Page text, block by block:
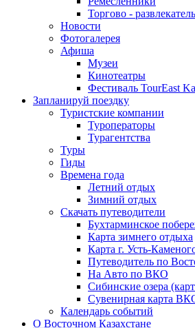
Торгово -
Новости
Фотогалерея
Афиша
Музеи
Кинотеатры
Фестиваль TourEast
Запланируй поездку
Туристские компании
Туроператоры
Турагентства
Туры
Гиды
Времена года
Летний отдых
Зимний отдых
Скачать путеводители
Бухтарминское
Карта зимнего отдыха
Карта г. Усть-
Путеводитель по
На Авто по ВКО
Сибинские озера
Сувенирная карта
Календарь событий
О Восточном Казахстане